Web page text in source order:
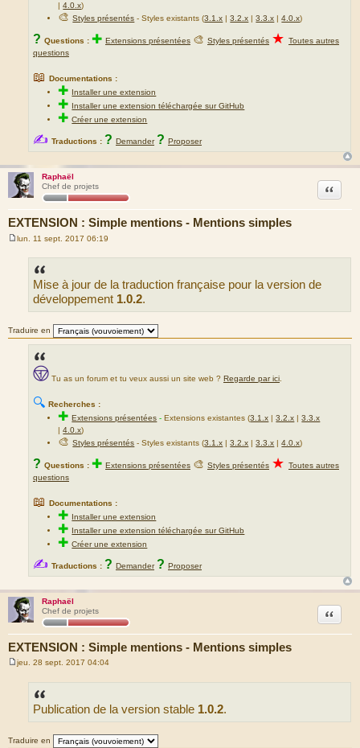
|4.0.x)
🎨Styles présentés - Styles existants (3.1.x |3.2.x |3.3.x |4.0.x)
? Questions : ✚ Extensions présentées 🎨 Styles présentés ★ Toutes autres
questions
📖 Documentations :
✚ Installer une extension
✚ Installer une extension téléchargée sur GitHub
✚Créer une extension
✍ Traductions : ? Demander ? Proposer
Raphaël
Chef de projets
EXTENSION : Simple mentions - Mentions simples
Citation
lun. 11 sept. 2017 06:19
Mise à jour de la traduction française pour la version de
développement 1.0.2.
Traduire en
Tu as un forum et tu veux aussi un site web ? Regarde par ici
🔍 Recherches :
✚Extensions présentées -Extensions existantes (3.1.x |3.2.x |3.3.x
|4.0.x)
🎨Styles présentés - Styles existants (3.1.x |3.2.x |3.3.x |4.0.x)
? Questions : ✚ Extensions présentées 🎨 Styles présentés ★ Toutes autres
questions
📖 Documentations :
✚ Installer une extension
✚ Installer une extension téléchargée sur GitHub
✚Créer une extension
✍ Traductions : ? Demander ? Proposer
Raphaël
Chef de projets
EXTENSION : Simple mentions - Mentions simples
Citation
jeu. 28 sept. 2017 04:04
Publication de la version stable 1.0.2.
Traduire en